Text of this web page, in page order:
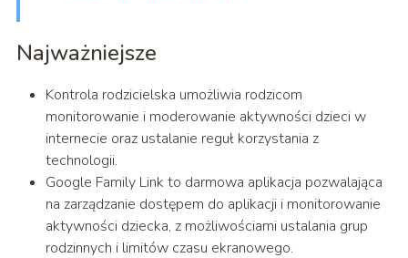
Najważniejsze
Kontrola rodzicielska umożliwia rodzicom
monitorowanie i moderowanie aktywności dzieci w
internecie oraz ustalanie reguł korzystania z
technologii.
Google Family Link to darmowa aplikacja pozwalająca
na zarządzanie dostępem do aplikacji i monitorowanie
aktywności dziecka, z możliwościami ustalania grup
rodzinnych i limitów czasu ekranowego.